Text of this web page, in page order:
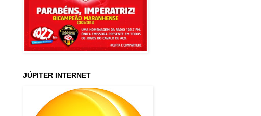
JÚPITER INTERNET